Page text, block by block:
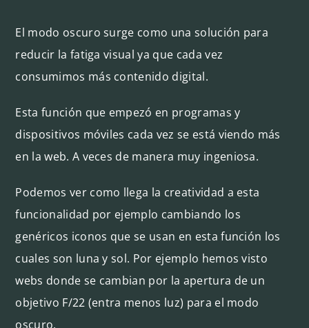
El modo oscuro surge como una solución para
reducir la fatiga visual ya que cada vez
consumimos más contenido digital.
Esta función que empezó en programas y
dispositivos móviles cada vez se está viendo más
en la web. A veces de manera muy ingeniosa.
Podemos ver como llega la creatividad a esta
funcionalidad por ejemplo cambiando los
genéricos iconos que se usan en esta función los
cuales son luna y sol. Por ejemplo hemos visto
webs donde se cambian por la apertura de un
objetivo F/22 (entra menos luz) para el modo
oscuro.